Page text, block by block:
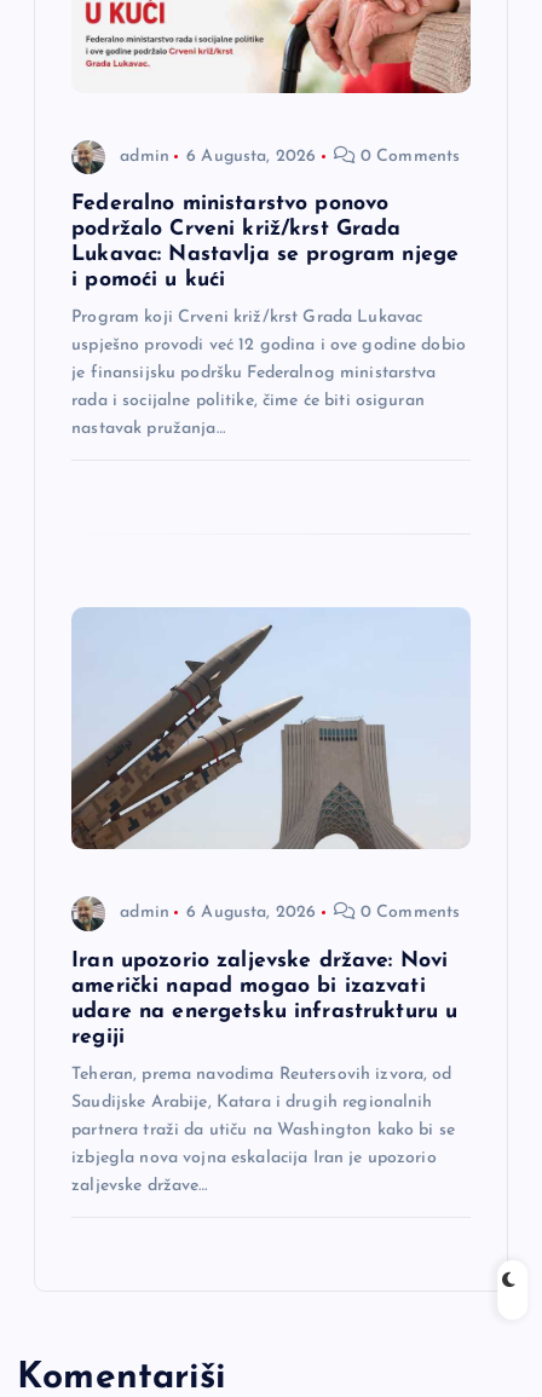
admin 6 Augusta, 2026 0 Comments
Federalno ministarstvo ponovo
podržalo Crveni križ/krst Grada
Lukavac: Nastavlja se program njege
i pomoći u kući
Program koji Crveni križ/krst Grada Lukavac
uspješno provodi već 12 godina i ove godine dobio
je finansijsku podršku Federalnog ministarstva
rada i socijalne politike, čime će biti osiguran
nastavak pružanja…
admin 6 Augusta, 2026 0 Comments
Iran upozorio zaljevske države: Novi
američki napad mogao bi izazvati
udare na energetsku infrastrukturu u
regiji
Teheran, prema navodima Reutersovih izvora, od
Saudijske Arabije, Katara i drugih regionalnih
partnera traži da utiču na Washington kako bi se
izbjegla nova vojna eskalacija Iran je upozorio
zaljevske države…
Komentariši